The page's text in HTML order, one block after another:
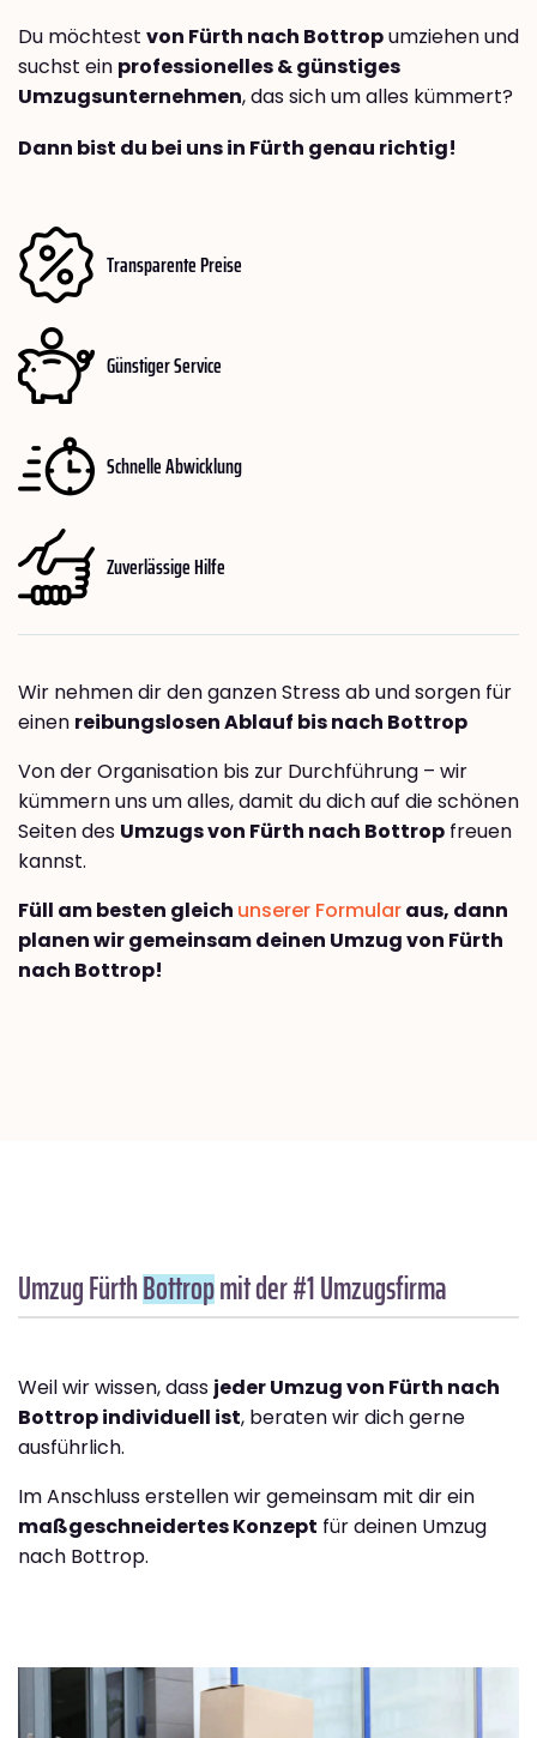
Du möchtest von Fürth nach Bottropumziehen und
suchst ein professionelles & günstiges
Umzugsunternehmen, das sich um alles kümmert?
Dann bist du bei uns in Fürth genau richtig!
Transparente Preise
Günstiger Service
Schnelle Abwicklung
Zuverlässige Hilfe
Wir nehmen dir den ganzen Stress ab und sorgen für
einen reibungslosen Ablauf bis nach Bottrop
Von der Organisation bis zur Durchführung – wir
kümmern uns um alles, damit du dich auf die schönen
Seiten des Umzugs von Fürth nach Bottrop freuen
kannst.
Füll am besten gleich unserer Formularaus, dann
planen wir gemeinsam deinen Umzug von Fürth
nach Bottrop!
Umzug FürthBottropmit der #1 Umzugsfirma
Weil wir wissen, dass jeder Umzug von Fürth nach
Bottrop individuell ist, beraten wir dich gerne
ausführlich.
Im Anschluss erstellen wir gemeinsam mit dir ein
maßgeschneidertes Konzept für deinen Umzug
nach Bottrop.